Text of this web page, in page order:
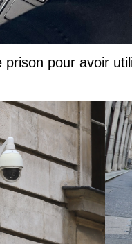
prison pour avoir